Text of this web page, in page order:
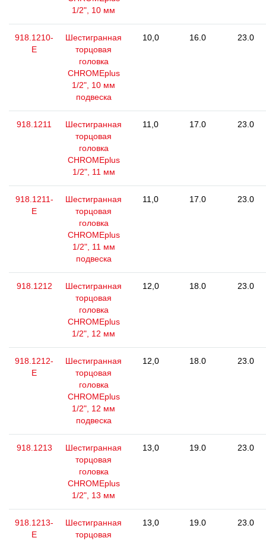
1/2", 10 мм
918.1210-
E
Шестигранная
торцовая
головка
CHROMEplus
1/2", 10 мм
подвеска
10,0 16.0 23.0
918.1211
Шестигранная
торцовая
головка
CHROMEplus
1/2", 11 мм
11,0 17.0 23.0
918.1211-
E
Шестигранная
торцовая
головка
CHROMEplus
1/2", 11 мм
подвеска
11,0 17.0 23.0
918.1212
Шестигранная
торцовая
головка
CHROMEplus
1/2", 12 мм
12,0 18.0 23.0
918.1212-
E
Шестигранная
торцовая
головка
CHROMEplus
1/2", 12 мм
подвеска
12,0 18.0 23.0
918.1213
Шестигранная
торцовая
головка
CHROMEplus
1/2", 13 мм
13,0 19.0 23.0
918.1213-
E
Шестигранная
торцовая
13,0 19.0 23.0